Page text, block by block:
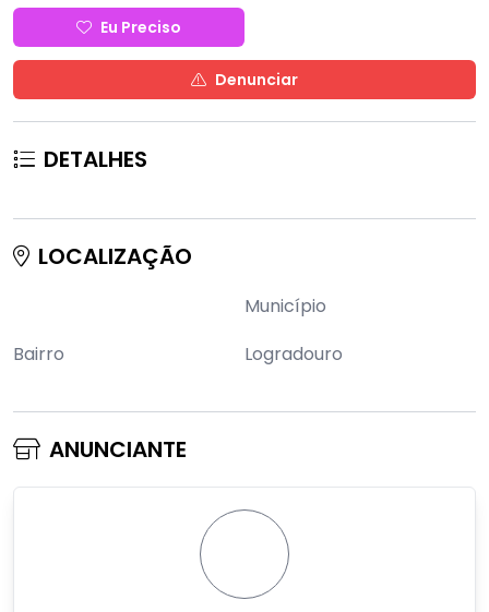
Eu Preciso
Denunciar
DETALHES
LOCALIZAÇÃO
Município
Bairro
Logradouro
ANUNCIANTE